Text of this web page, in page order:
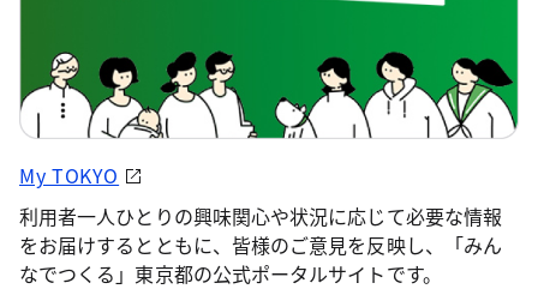
My TOKYO
利用者一人ひとりの興味関心や状況に応じて必要な情報
をお届けするとともに、皆様のご意見を反映し、「みん
なでつくる」東京都の公式ポータルサイトです。